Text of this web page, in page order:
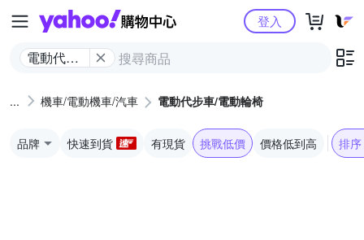
Yahoo購物中心
電動代步
椅
登入
機車/電動機車/汽車 電動代步車/電動輪椅
品牌 快速到貨 有現貨 挑戰低價 價格低到高 排序